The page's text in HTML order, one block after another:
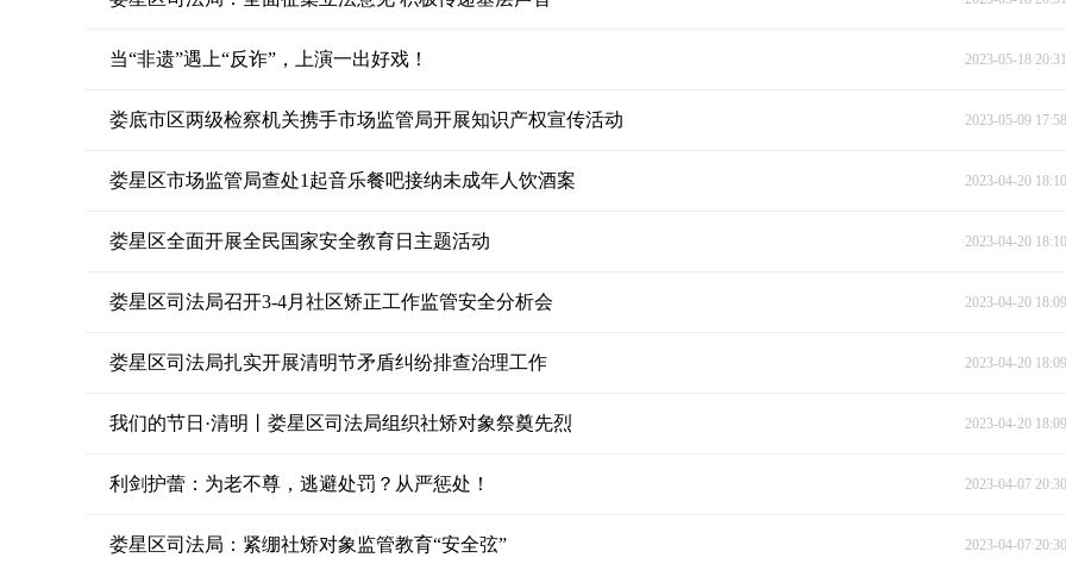
当“非遗”遇上“反诈”，上演一出好戏！ 2023-05-18
娄底市区两级检察机关携手市场监管局开展知识产权宣传活动 2023-05-09
娄星区市场监管局查处1起音乐餐吧接纳未成年人饮酒案 2023-04-20
娄星区全面开展全民国家安全教育日主题活动 2023-04-20
娄星区司法局召开3-4月社区矫正工作监管安全分析会 2023-04-20
娄星区司法局扎实开展清明节矛盾纠纷排查治理工作 2023-04-20
我们的节日·清明丨娄星区司法局组织社矫对象祭奠先烈 2023-04-20
利剑护蕾：为老不尊，逃避处罚？从严惩处！ 2023-04-07
娄星区司法局：紧绷社矫对象监管教育“安全弦” 2023-04-07